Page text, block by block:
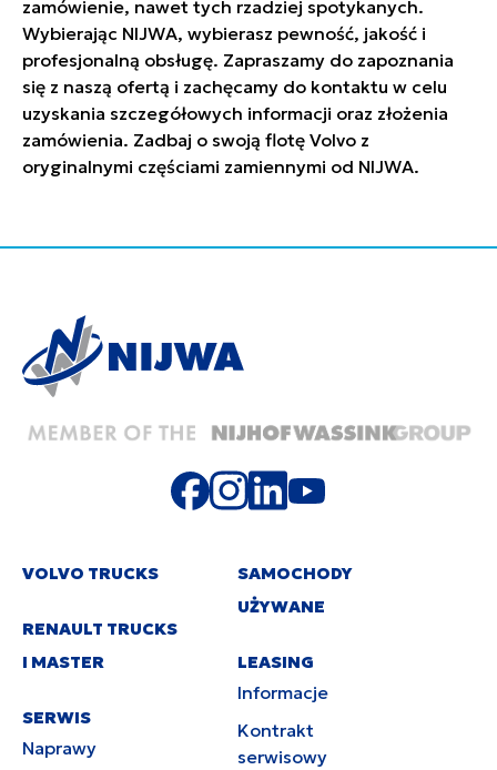
zamówienie, nawet tych rzadziej spotykanych.
Wybierając NIJWA, wybierasz pewność, jakość i
profesjonalną obsługę. Zapraszamy do zapoznania
się z naszą ofertą i zachęcamy do kontaktu w celu
uzyskania szczegółowych informacji oraz złożenia
zamówienia. Zadbaj o swoją flotę Volvo z
oryginalnymi częściami zamiennymi od NIJWA.
VOLVO TRUCKS
RENAULT TRUCKS
I MASTER
SERWIS
Naprawy
SAMOCHODY
UŻYWANE
LEASING
Informacje
Kontrakt
serwisowy